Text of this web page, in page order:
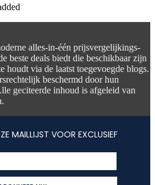
alles-in-één prijsvergelijkings-
beste deals biedt die beschikbaar zijn
houdt via de laatst toegevoegde blogs.
beschermd door hun
geciteerde inhoud is afgeleid van
MAILLIJST VOOR EXCLUSIEF